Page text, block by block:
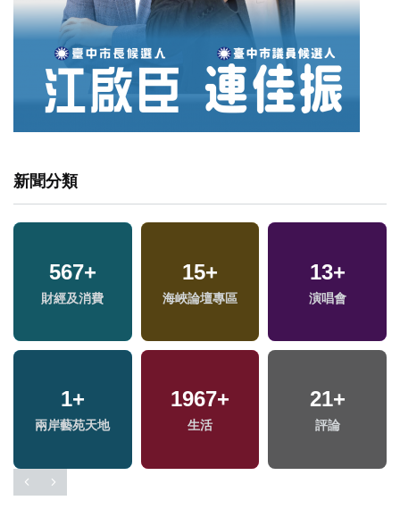
新聞分類
567+
財經及消費
15+
海峽論壇專區
13+
演唱會
1+
兩岸藝苑天地
1967+
生活
21+
評論